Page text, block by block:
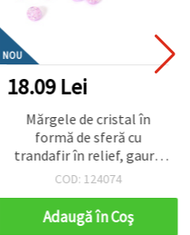
NOU
18.09 Lei
Mărgele de cristal în
formă de sferă cu
trandafir în relief, gaură
de 8 mm, culoare roz-
grame ~80 bucăți
COD: 124074
Adaugă în Coş